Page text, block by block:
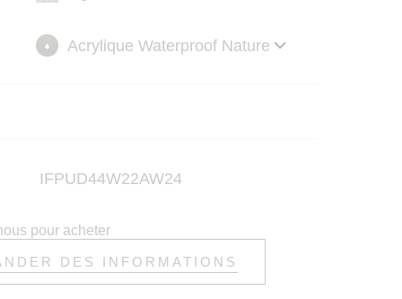
IFPUD44W22AW24
pour acheter
DES INFORMATIONS